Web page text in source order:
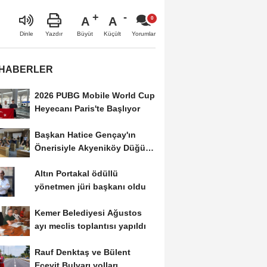
Dinle Yazdır
A
Büyüt
A
Küçült Yorumlar
2026 PUBG Mobile World Cup
Heyecanı Paris'te Başlıyor
Başkan Hatice Gençay'ın
Önerisiyle Akyeniköy Düğün
Altın Portakal ödüllü
yönetmen jüri başkanı oldu
Kemer Belediyesi Ağustos
ayı meclis toplantısı yapıldı
Rauf Denktaş ve Bülent